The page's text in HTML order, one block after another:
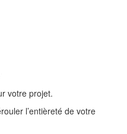
votre projet.
l’entièreté de votre